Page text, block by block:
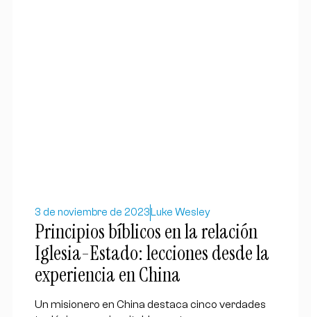
3 de noviembre de 2023 Luke Wesley
Principios bíblicos en la relación
Iglesia-Estado: lecciones desde la
experiencia en China
Un misionero en China destaca cinco verdades